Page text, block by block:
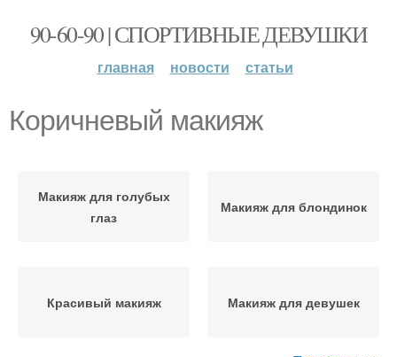
90-60-90 | СПОРТИВНЫЕ ДЕВУШКИ
главная новости статьи
Коричневый макияж
Макияж для голубых
глаз
Макияж для блондинок
Красивый макияж Макияж для девушек